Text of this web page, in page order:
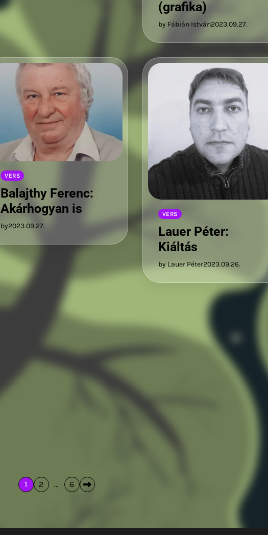
(grafika)
by Fábián István2023.09.27.
VERS
Balajthy Ferenc:
Akárhogyan is
by2023.09.27.
VERS
Lauer Péter:
Kiáltás
by Lauer Péter2023.09.26.
1 2 … 6